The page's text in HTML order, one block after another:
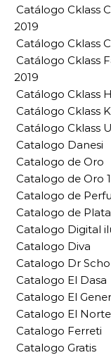
Catálogo Cklass
2019
Catálogo Cklass
Catálogo Cklass
2019
Catálogo Cklass
Catálogo Cklass
Catálogo Cklass
Catalogo Danesi
Catalogo de Oro
Catalogo de Oro
Catalogo de
Catalogo de Plata
Catalogo Digital
Catalogo Diva
Catalogo Dr
Catalogo El Dasa
Catalogo El
Catalogo El
Catalogo Ferreti
Catalogo Gratis